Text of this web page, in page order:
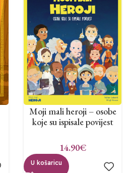
Moji mali heroji – osobe
koje su ispisale povijest
14.90€
U košaricu